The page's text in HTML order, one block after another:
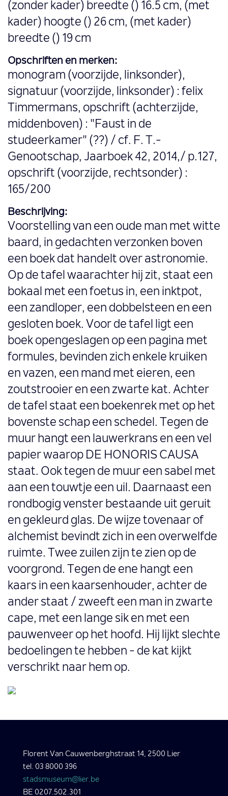
(zonder kader) breedte () 16.5 cm, (met
kader) hoogte () 26 cm, (met kader)
breedte () 19 cm
Opschriften en merken:
monogram (voorzijde, linksonder),
signatuur (voorzijde, linksonder) : felix
Timmermans, opschrift (achterzijde,
middenboven) : "Faust in de
studeerkamer" (??) / cf. F. T.-
Genootschap, Jaarboek 42, 2014,/ p.127,
opschrift (voorzijde, rechtsonder) :
165/200
Beschrijving:
Voorstelling van een oude man met witte
baard, in gedachten verzonken boven
een boek dat handelt over astronomie.
Op de tafel waarachter hij zit, staat een
bokaal met een foetus in, een inktpot,
een zandloper, een dobbelsteen en een
gesloten boek. Voor de tafel ligt een
boek opengeslagen op een pagina met
formules, bevinden zich enkele kruiken
en vazen, een mand met eieren, een
zoutstrooier en een zwarte kat. Achter
de tafel staat een boekenrek met op het
bovenste schap een schedel. Tegen de
muur hangt een lauwerkrans en een vel
papier waarop DE HONORIS CAUSA
staat. Ook tegen de muur een sabel met
aan een touwtje een uil. Daarnaast een
rondbogig venster bestaande uit geruit
en gekleurd glas. De wijze tovenaar of
alchemist bevindt zich in een overwelfde
ruimte. Twee zuilen zijn te zien op de
voorgrond. Tegen de ene hangt een
kaars in een kaarsenhouder, achter de
ander staat / zweeft een man in zwarte
cape, met een lange sik en met een
pauwenveer op het hoofd. Hij lijkt slechte
bedoelingen te hebben - de kat kijkt
verschrikt naar hem op.
Florent Van Cauwenberghstraat 14, 2500 Lier
tel. 03 8000 396
stadsmuseum@lier.be
BE 0207.502.301